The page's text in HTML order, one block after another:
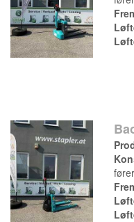
fører